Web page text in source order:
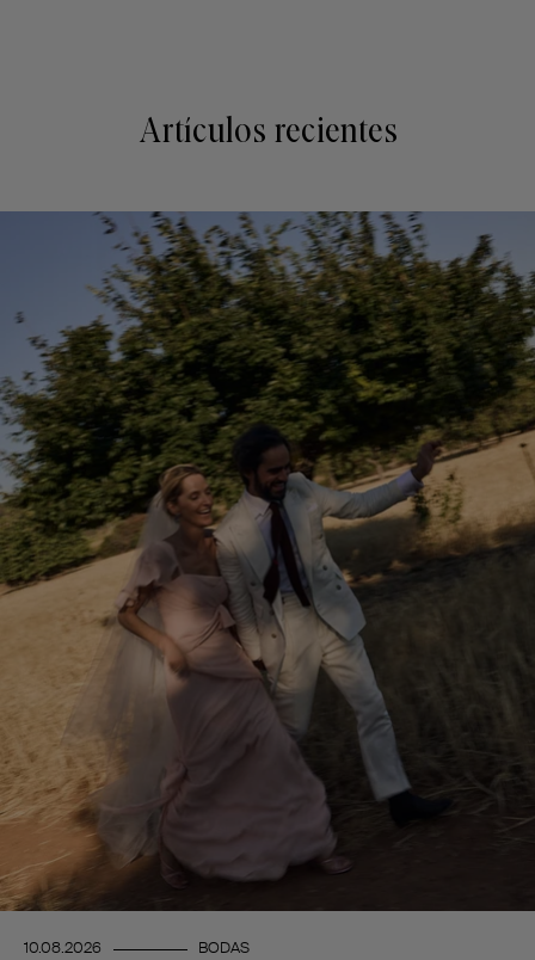
Artículos recientes
10.08.2026 BODAS